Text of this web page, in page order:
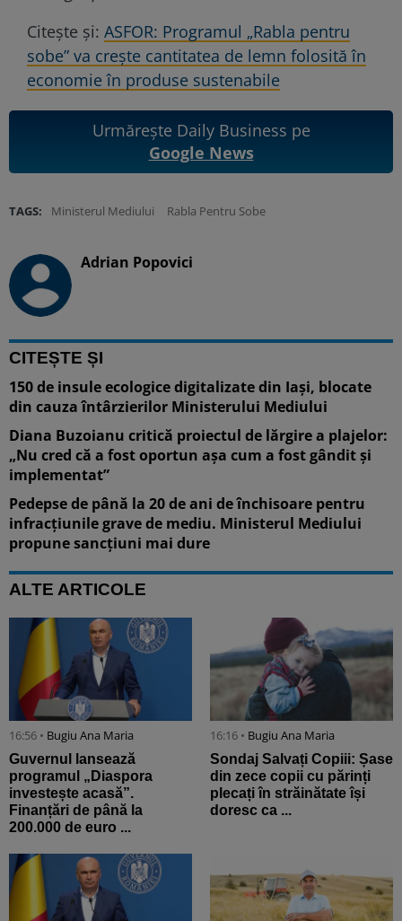
Citește și: ASFOR: Programul „Rabla pentru
sobe” va creşte cantitatea de lemn folosită în
economie în produse sustenabile
Urmărește Daily Business pe
Google News
TAGS: Ministerul Mediului Rabla Pentru Sobe
Adrian Popovici
CITEȘTE ȘI
150 de insule ecologice digitalizate din Iași, blocate
din cauza întârzierilor Ministerului Mediului
Diana Buzoianu critică proiectul de lărgire a plajelor:
„Nu cred că a fost oportun așa cum a fost gândit și
implementat”
Pedepse de până la 20 de ani de închisoare pentru
infracțiunile grave de mediu. Ministerul Mediului
propune sancțiuni mai dure
ALTE ARTICOLE
16:56 • Bugiu ⁠Ana Maria
Guvernul lansează
programul „Diaspora
investește acasă”.
Finanțări de până la
200.000 de euro ...
16:16 • Bugiu ⁠Ana Maria
Sondaj Salvați Copiii: Șase
din zece copii cu părinți
plecați în străinătate își
doresc ca ...